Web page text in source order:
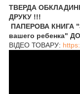
ТВЕРДА
ДРУКУ !!!
ПАПЕРОВА КНИГА
вашего ребенка"
ВІДЕО ТОВАРУ: